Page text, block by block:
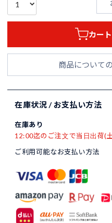
カー
商品について
在庫状況 / お支払い方法
在庫あり
12:00迄のご注文で当日出荷(
ご利用可能なお支払い方法